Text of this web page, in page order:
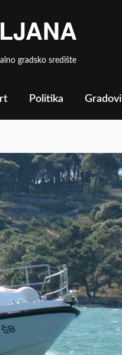
gradsko središte
Politika Gradovi